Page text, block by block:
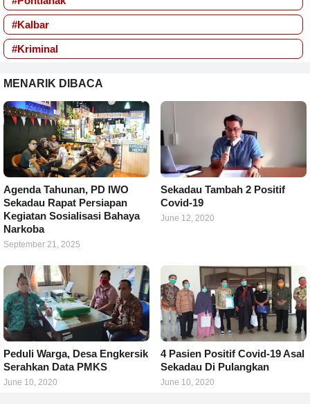
#Kalbar
#Kriminal
MENARIK DIBACA
Agenda Tahunan, PD IWO
Sekadau Rapat Persiapan
Kegiatan Sosialisasi Bahaya
Narkoba
September 21, 2025
Sekadau Tambah 2 Positif
Covid-19
June 12, 2020
Peduli Warga, Desa Engkersik
Serahkan Data PMKS
June 10, 2020
4 Pasien Positif Covid-19 Asal
Sekadau Di Pulangkan
June 10, 2020